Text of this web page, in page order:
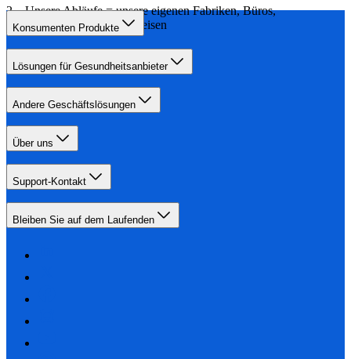
Unsere Abläufe = unsere eigenen Fabriken, Büros,
Logistikprozesse und Reisen
Konsumenten Produkte
Lösungen für Gesundheitsanbieter
Andere Geschäftslösungen
Über uns
Support-Kontakt
Bleiben Sie auf dem Laufenden